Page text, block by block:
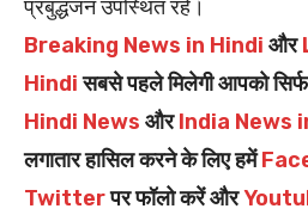
प्रबुद्धजन उपस्थित रहे।
Breaking News in Hindi और
Hindiसबसे पहले मिलेगी आपको
Hindi News औरIndia News
लगातार हासिल करने के लिए हमें
Twitterपर फॉलो करें और